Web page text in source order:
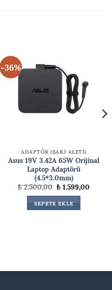
-36%
ADAPTÖR (ŞARJ ALETİ)
Asus 19V 3.42A 65W Orijinal
Laptop Adaptörü
(4.5*3.0mm)
₺2.500,00Orijinal
fiyat:
₺ 2.500,00.
₺1.599,00
SEPETE EKLE